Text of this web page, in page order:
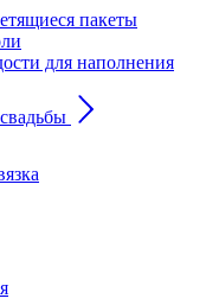
пакеты
для наполнения